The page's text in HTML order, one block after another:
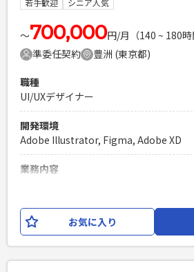
味）がある方
PHPを用いたWebサービスの開発経
Laravelを用いた開発経験1年以上
エンジニア複数人のチームでの開発経
若手歓迎 シニア人気
〜700,000円/月（140 ~ 180時
準委任契約
豊洲 (東京都)
職種
UI/UXデザイナー
開発環境
Adobe Illustrator, Figma, Adobe XD
業務内容
す。 UI/UXチームに配属し、主にUIデ
ます。 【業務内容】 ・Web・アプリ等
ザイン制作 →アナリティクスの数字を
お気に入り